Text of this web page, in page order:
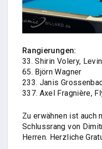
Rangierungen:
33. Shirin Volery,
65. Björn Wagner
233. Janis
337. Axel Fragnière,
Zu erwähnen ist auch
Schlussrang von
Herren. Herzliche